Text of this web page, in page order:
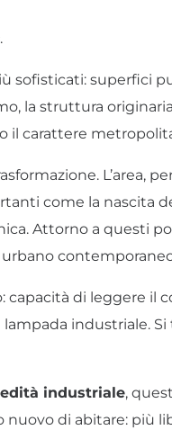
.
sofisticati: superfici
la struttura
il carattere
L’area,
come la nascita
Attorno a questi
capacità di leggere il
industriale.
industriale,
di abitare: più